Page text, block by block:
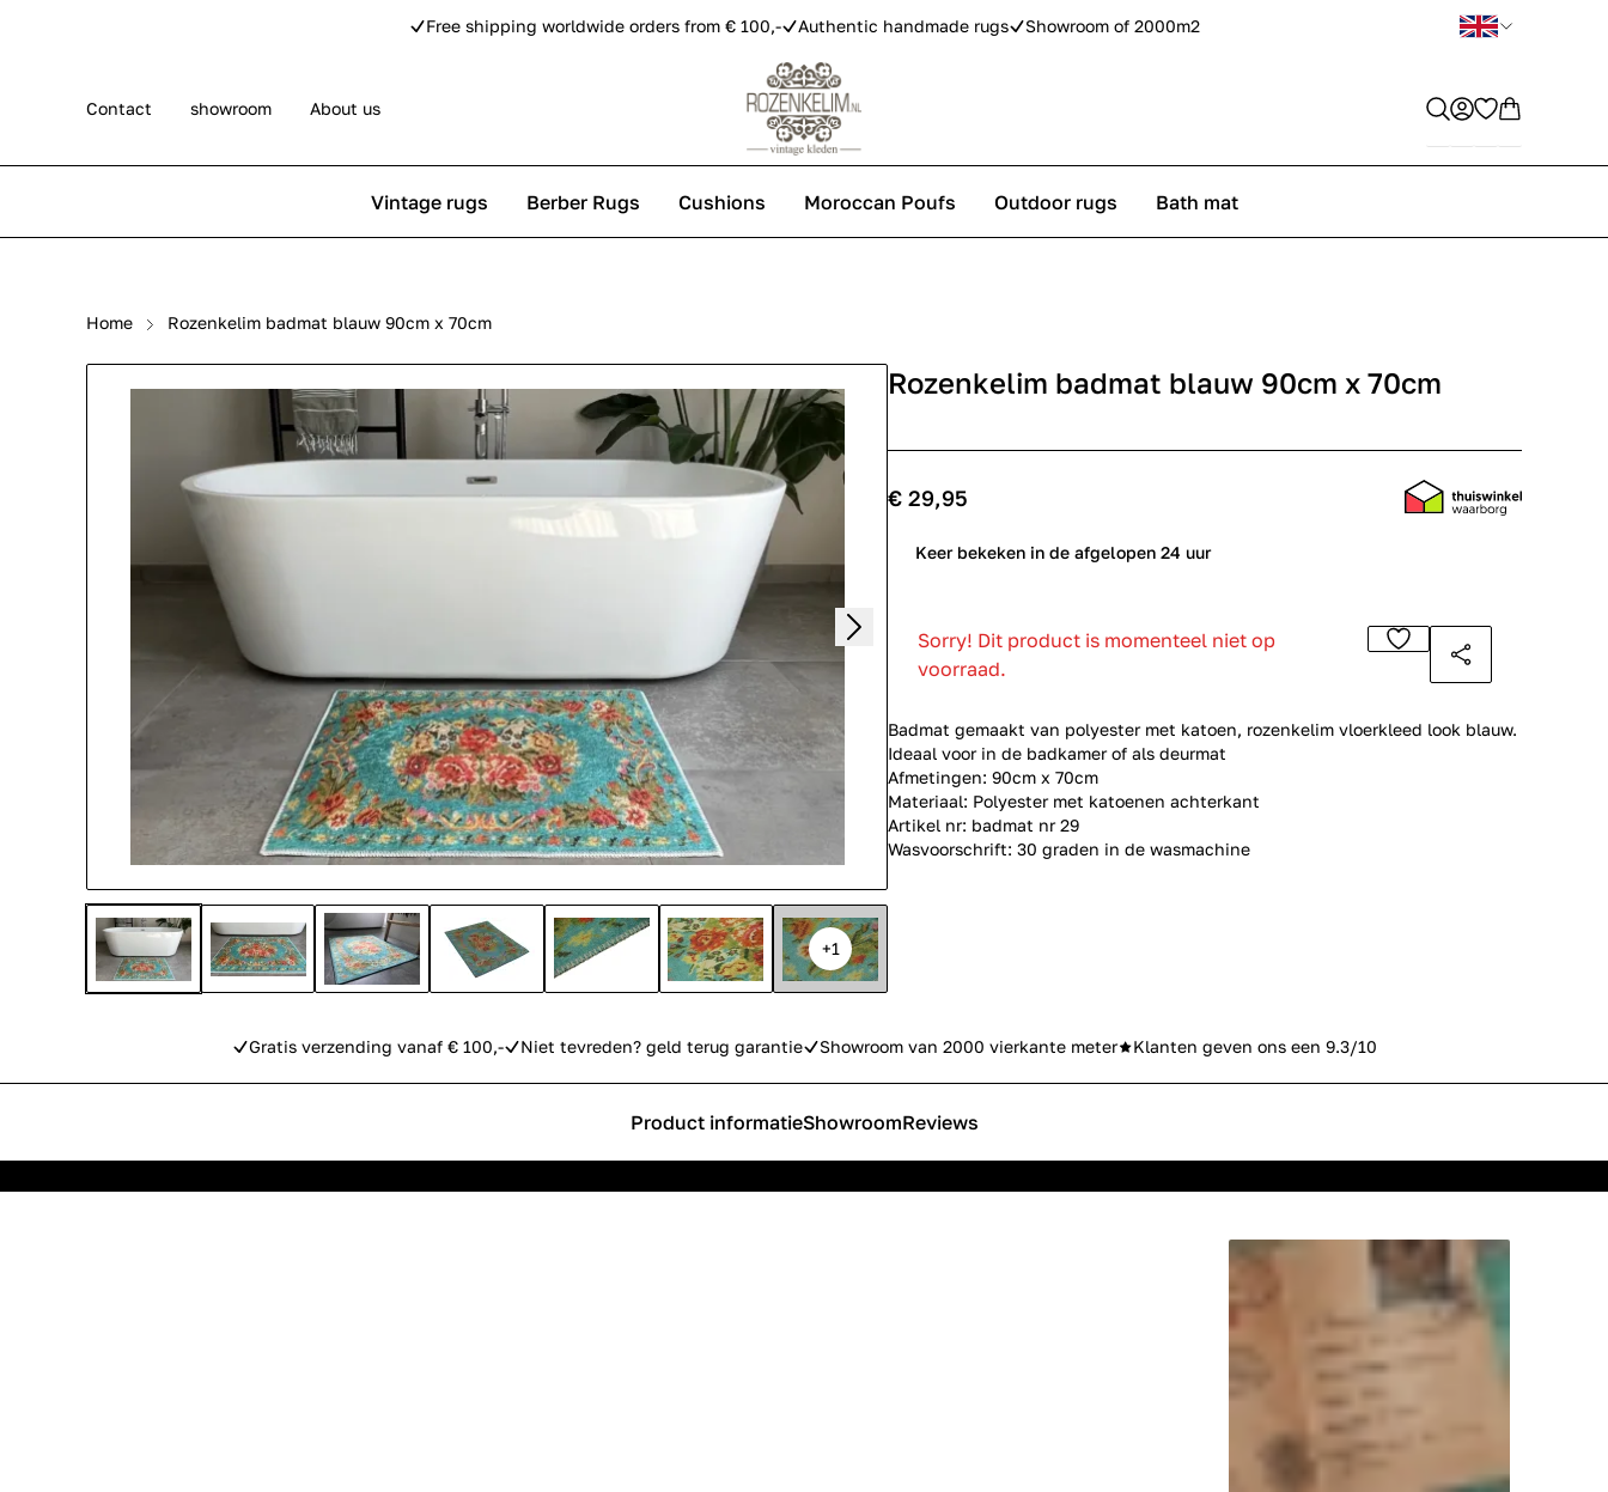
Free shipping worldwide orders from € 100,- Authentic handmade rugs Showroom of 2000m2
Contact showroom About us
Vintage rugs
Persian rugs Berber rugs
Rose kilim rugs Pip Studio carpets
Berber Rugs Cushions Moroccan Poufs Outdoor rugs Bath mat
Home Rozenkelim badmat blauw 90cm x 70cm
+1
Rozenkelim badmat blauw 90cm x 70cm
€ 29,95
Keer bekeken in de afgelopen 24 uur
Sorry! Dit product is momenteel niet op
voorraad.
Badmat gemaakt van polyester met katoen, rozenkelim vloerkleed look blauw.
Ideaal voor in de badkamer of als deurmat
Afmetingen: 90cm x 70cm
Materiaal: Polyester met katoenen achterkant
Artikel nr: badmat nr 29
Wasvoorschrift: 30 graden in de wasmachine
Gratis verzending vanaf € 100,- Niet tevreden? geld terug garantie Showroom van 2000 vierkante meter Klanten geven ons een 9.3/10
Product informatieShowroomReviews